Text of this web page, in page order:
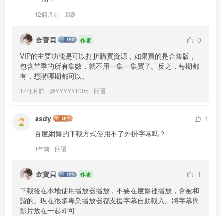
12個月前 回覆
金寶貝 作者
0
VIP的主要功能是可以打折購買資源，如果買的是合集版，
包含當季的所有集數，就不用一集一集買了。反之，每期都
有，想購哪期都可以。
12個月前 @YYYYY1005 回覆
asdy
1
百度網盤的下載方式使用不了外掛字幕嗎？
1年前 回覆
金寶貝 作者
1
下載後在本地使用播放器播放，不要在度盤裡播放，會被和
諧的。現在很多專業播放器都支援字幕自動載入。將字幕與
影片放在一起即可